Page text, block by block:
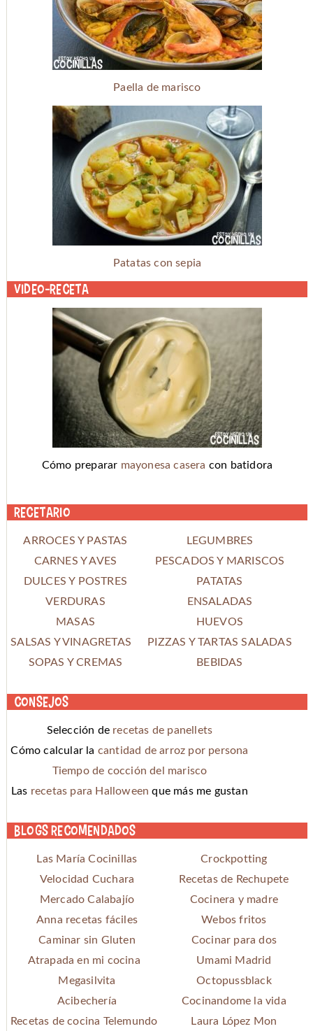
Paella de marisco
Patatas con sepia
Video-receta
Cómo preparar mayonesa casera con batidora
Recetario
ARROCES Y PASTAS
LEGUMBRES
CARNES Y AVES
PESCADOS Y MARISCOS
DULCES Y POSTRES
PATATAS
VERDURAS
ENSALADAS
MASAS
HUEVOS
SALSAS Y VINAGRETAS
PIZZAS Y TARTAS SALADAS
SOPAS Y CREMAS
BEBIDAS
Consejos
Selección de recetas de panellets
Cómo calcular la cantidad de arroz por persona
Tiempo de cocción del marisco
Las recetas para Halloween que más me gustan
Blogs recomendados
Las María Cocinillas
Crockpotting
Velocidad Cuchara
Recetas de Rechupete
Mercado Calabajío
Cocinera y madre
Anna recetas fáciles
Webos fritos
Caminar sin Gluten
Cocinar para dos
Atrapada en mi cocina
Umami Madrid
Megasilvita
Octopussblack
Acibechería
Cocinandome la vida
Recetas de cocina Telemundo
Laura López Mon